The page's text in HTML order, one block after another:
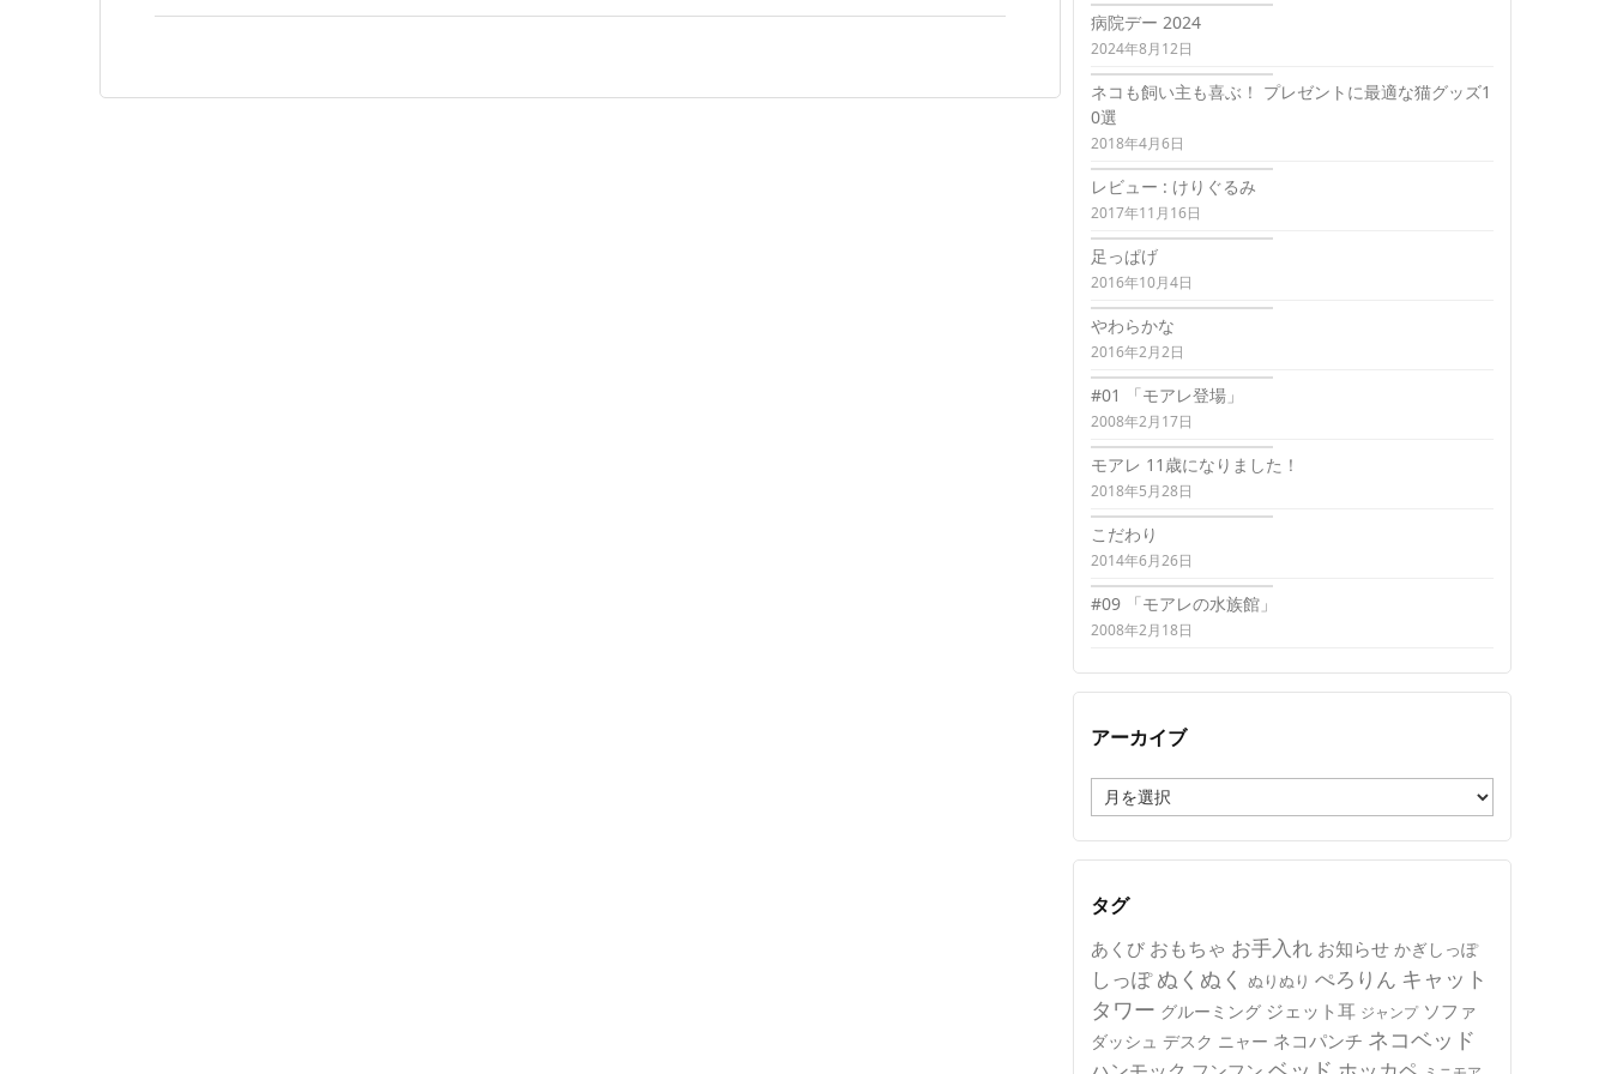
病院デー 2024
2024年8月12日
ネコも飼い主も喜ぶ！ プレゼントに最適な猫グッズ1
0選
2018年4月6日
レビュー : けりぐるみ
2017年11月16日
足っぱげ
2016年10月4日
やわらかな
2016年2月2日
#01 「モアレ登場」
2008年2月17日
モアレ 11歳になりました！
2018年5月28日
こだわり
2014年6月26日
#09 「モアレの水族館」
2008年2月18日
アーカイブ
ー
カ
イ
タグ
あくび おもちゃ お手入れ お知らせ かぎしっぽ
しっぽ ぬくぬく ぬりぬり ぺろりん キャット
タワー グルーミング ジェット耳 ジャンプ ソファ
ダッシュ デスク ニャー ネコパンチ ネコベッド